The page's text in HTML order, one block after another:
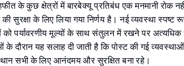
के कुछ क्षेत्रों में बारबेक्यू प्रतिबंध एक मनमानी रोक
सुरक्षा के लिए लिया गया निर्णय है। नई व्यवस्था स्पष्ट
को पर्यावरणीय मूल्यों के साथ संतुलन में रखने पर अत्यधिक
के दौरान यह सलाह दी जाती है कि पोस्ट की गई
सभी के लिए आनंदमय और सुरक्षित बना रहे।